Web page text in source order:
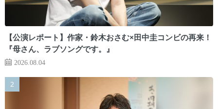
【公演レポート】作家・鈴木おさむ×田中圭コンビの再来！
『母さん、ラブソングです。』
2026.08.04